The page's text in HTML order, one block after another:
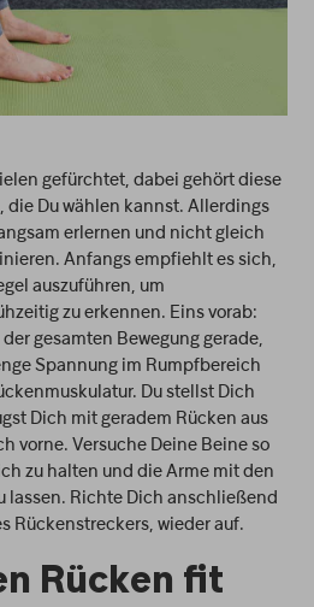
gefürchtet, dabei gehört diese
die Du wählen kannst. Allerdings
erlernen und nicht gleich
Anfangs empfiehlt es sich,
auszuführen, um
zu erkennen. Eins vorab:
gesamten Bewegung gerade,
Spannung im Rumpfbereich
Du stellst Dich
Dich mit geradem Rücken aus
vorne. Versuche Deine Beine so
zu halten und die Arme mit den
lassen. Richte Dich anschließend
Rückenstreckers, wieder auf.
Rücken fit